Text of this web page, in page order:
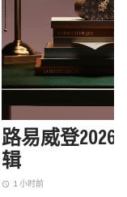
路易威登2026
辑
access_time 1 小时前